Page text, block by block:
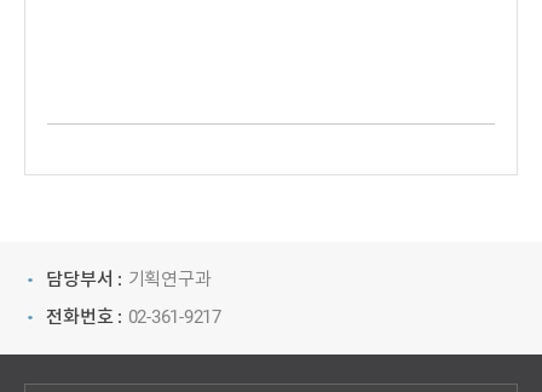
담당부서 : 기획연구과
전화번호 : 02-361-9217